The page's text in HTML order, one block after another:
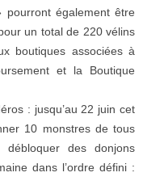
pourront également être
un total de 220 vélins
boutiques associées à
et la Boutique
: jusqu’au 22 juin cet
10 monstres de tous
des donjons
dans l’ordre défini :